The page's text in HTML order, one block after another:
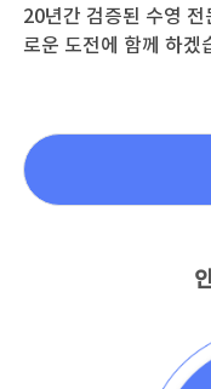
20년간 검증된 수영
로운 도전에 함께 하겠